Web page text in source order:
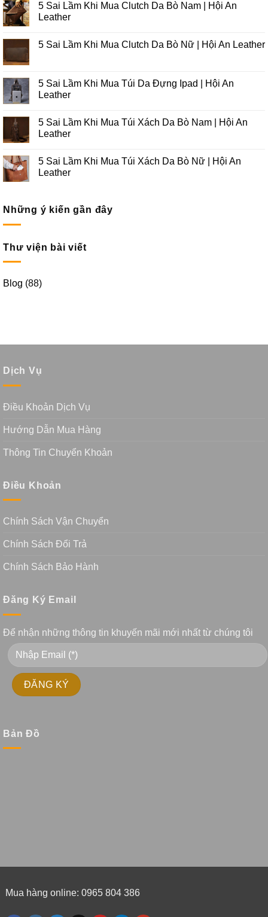
5 Sai Lầm Khi Mua Clutch Da Bò Nam | Hội An
Leather
5 Sai Lầm Khi Mua Clutch Da Bò Nữ | Hội An Leather
5 Sai Lầm Khi Mua Túi Da Đựng Ipad | Hội An
Leather
5 Sai Lầm Khi Mua Túi Xách Da Bò Nam | Hội An
Leather
5 Sai Lầm Khi Mua Túi Xách Da Bò Nữ | Hội An
Leather
Những ý kiến gần đây
Thư viện bài viết
Blog (88)
Dịch Vụ
Điều Khoản Dịch Vụ
Hướng Dẫn Mua Hàng
Thông Tin Chuyển Khoản
Điều Khoản
Chính Sách Vận Chuyển
Chính Sách Đổi Trả
Chính Sách Bảo Hành
Đăng Ký Email
Để nhận những thông tin khuyến mãi mới nhất từ chúng tôi
Bản Đồ
Mua hàng online: 0965 804 386